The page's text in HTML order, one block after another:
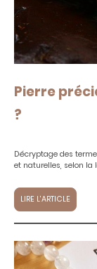
Pierre
?
Décryptage des
et naturelles, selon la
LIRE L'ARTICLE